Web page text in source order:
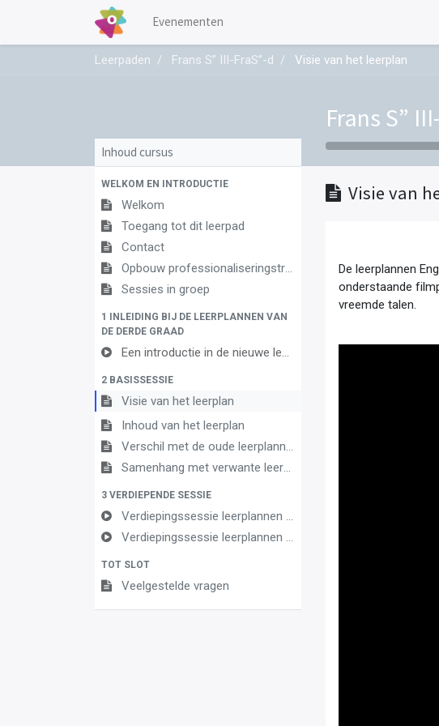
Evenementen
Leerpaden Frans S” III-FraS’’-d Visie van het leerplan
Frans S”
Inhoud cursus
WELKOM EN INTRODUCTIE
Welkom
Toegang tot dit leerpad
Contact
Opbouw professionaliseringstraject
Sessies in groep
1 INLEIDING BIJ DE LEERPLANNEN VAN
DE DERDE GRAAD
Een introductie in de nieuwe leerplannen van de derde graad
2 BASISSESSIE
Visie van het leerplan
Inhoud van het leerplan
Verschil met de oude leerplannen
Samenhang met verwante leerplannen
3 VERDIEPENDE SESSIE
Verdiepingssessie leerplannen Frans en Engels 3e gr Mod Talen éénpolig (D-fin) (deel 1)
Verdiepingssessie leerplannen Frans en Engels 3e gr Mod Talen éénpolig (D-fin) (deel 2)
TOT SLOT
Veelgestelde vragen
Visie van
De leerplannen
onderstaande
vreemde talen.